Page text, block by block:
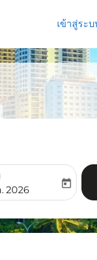
เข้าสู่ระบ
labelreturn-date-
2026
today